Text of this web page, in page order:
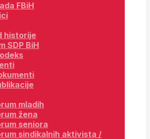
FBiH
historije
SDP BiH
mladih
žena
seniora
sindikalnih aktivista /